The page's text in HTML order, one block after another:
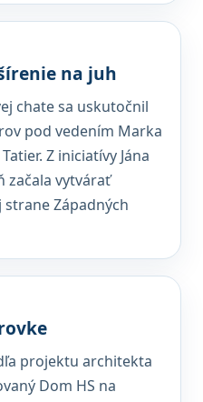
na juh
chate sa uskutočnil
pod vedením Marka
Z iniciatívy Jána
začala vytvárať
Západných
projektu architekta
Dom HS na